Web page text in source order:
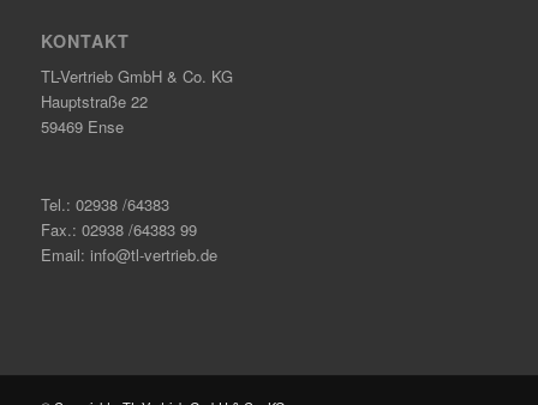
KONTAKT
TL-Vertrieb GmbH & Co. KG
Hauptstraße 22
59469 Ense
Tel.: 02938 /64383
Fax.: 02938 /64383 99
Email: info@tl-vertrieb.de